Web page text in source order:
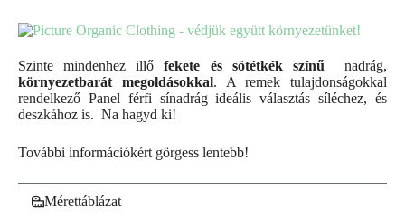
Szinte mindenhez illő fekete és sötétkék színű
nadrág,
környezetbarát megoldásokkal. A remek tulajdonságokkal
rendelkező Panel férfi sínadrág ideális választás síléchez, és
deszkához is. Na hagyd ki!
További információkért görgess lentebb!
Mérettáblázat